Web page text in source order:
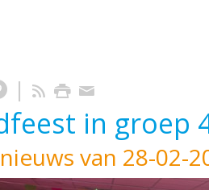
in groep
van 28-02-